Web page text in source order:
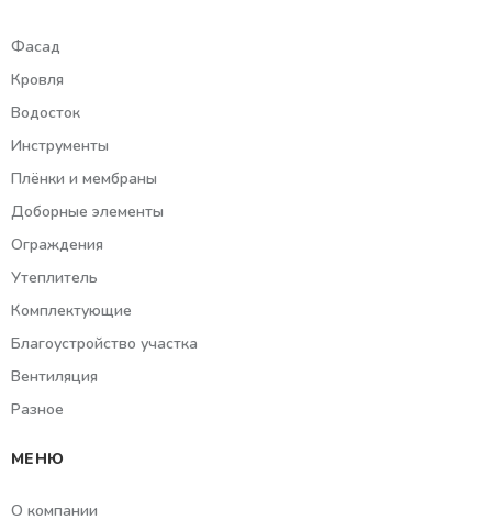
Фасад
Кровля
Водосток
Инструменты
Плёнки и мембраны
Доборные элементы
Ограждения
Утеплитель
Комплектующие
Благоустройство участка
Вентиляция
Разное
МЕНЮ
О компании